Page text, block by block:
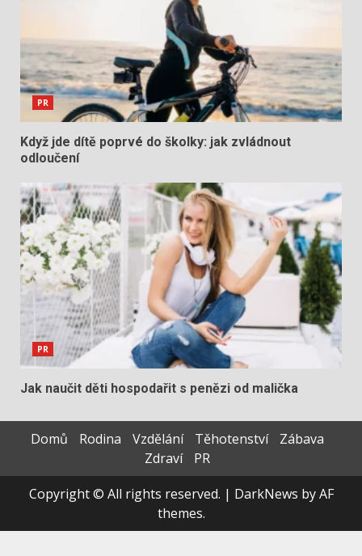
PR
Když jde dítě poprvé do školky: jak zvládnout
odloučení
PR
Jak naučit děti hospodařit s penězi od malička
Domů Rodina Vzdělání Těhotenství
Zábava
Zdraví
PR
Copyright © All rights reserved. | DarkNews by AF
themes.